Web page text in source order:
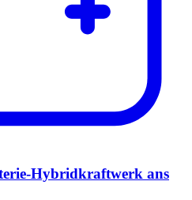
Hybridkraftwerk ans